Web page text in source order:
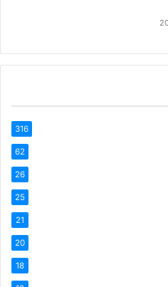
316
62
26
25
21
20
18